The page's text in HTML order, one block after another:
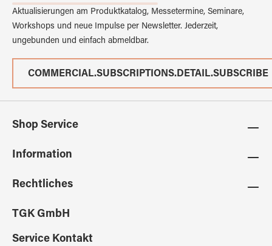
Aktualisierungen am Produktkatalog, Messetermine, Seminare,
Workshops und neue Impulse per Newsletter. Jederzeit,
ungebunden und einfach abmeldbar.
COMMERCIAL.SUBSCRIPTIONS.DETAIL.SUBSCRIBE
Shop Service
Information
Rechtliches
TGK GmbH
Service Kontakt